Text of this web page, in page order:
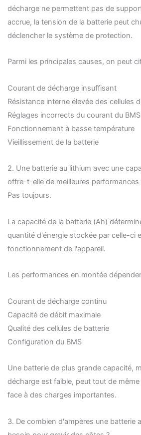
décharge ne permettent pas de
accrue, la tension de la batterie peut
déclencher le système de protection.
Parmi les principales causes, on peut
Courant de décharge insuffisant
Résistance interne élevée des cellules
Réglages incorrects du courant du BMS
Fonctionnement à basse température
Vieillissement de la batterie
2. Une batterie au lithium avec une
offre-t-elle de meilleures performances
Pas toujours.
La capacité de la batterie (Ah)
quantité d'énergie stockée par celle-ci
fonctionnement de l'appareil.
Les performances en montée
Courant de décharge continu
Capacité de débit maximale
Qualité des cellules de batterie
Configuration du BMS
Une batterie de plus grande capacité,
décharge est faible, peut tout de
face à des charges importantes.
3. De combien d'ampères une batterie